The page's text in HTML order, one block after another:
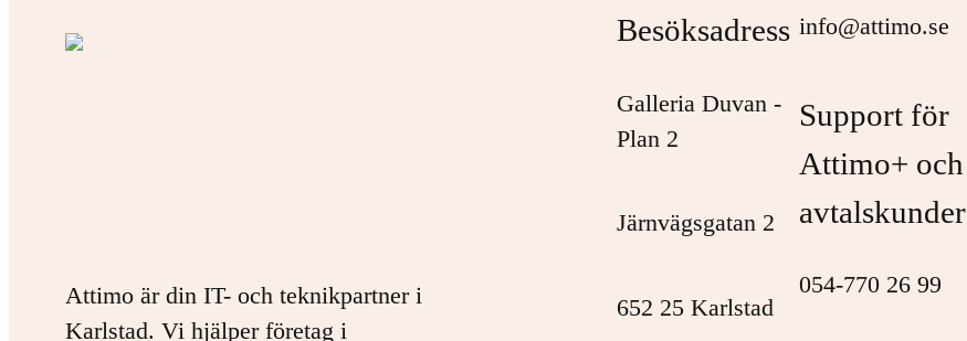
Attimo är din IT- och teknikpartner i
Karlstad. Vi hjälper företag i
Besöksadress
Galleria Duvan -
Plan 2
Järnvägsgatan 2
652 25 Karlstad
info@attimo.se
Support för
Attimo+ och
avtalskunder
054-770 26 99